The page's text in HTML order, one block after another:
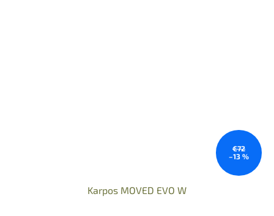
€72
–13 %
Karpos MOVED EVO W